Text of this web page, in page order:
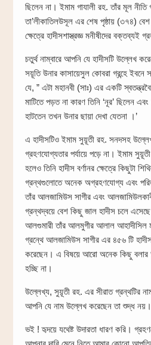
ছিলেন না। ইমাম গাযালী রহ. তাঁর মূল
তা’লীকাতিলউসূল এর শেষ পৃষ্ঠায় (৩৭৪) বেশ
ক্ষেত্রে হাদীসশাস্ত্রজ্ঞ মনীষীদের বক্তব্যই
চতুর্থ নাম্বারে আপনি যে হাদীসটি উল্লেখ
সয়ূতি উনার কাসায়েসুল কোবরা গ্রন্হে ইবনে
যে, ” এটা মহানবী (সাঃ) এর একটি
মাটিতে পড়ত না কারণ তিনি ‘নূর’ ছিলেন
হাটতেন তখন উনার ছায়া দেখা যেতনা ।’
এ হাদীসটিও ইমাম সুয়ূতী রহ. সনদসহ
গ্রহণযোগ্যতার পর্যায়ে পড়ে না। ইমাম
হলেও তিনি হাদীস বর্ণানর ক্ষেত্রে কিছুটা
গ্রন্থগুলোতে অনেক অগ্রহণযোগ্য এবং
তাঁর আলজামিউস সাগীর এবং
গ্রন্থদ্বয়ে বেশ কিছু জাল হাদীস চলে
আলগুমারী তাঁর আলমুগীর আলাল আহাদীসিল
গ্রন্থে আলজামিউস সাগীর এর ৪৫৬ টি
করেছেন। এ বিষয়ে আরো অনেক কিছু
হচ্ছি না।
উল্লেখ্য, সুয়ূতী রহ. এর সীরাত গ্রন্থটির
আপনি যে নাম উল্লেখ করেছেন তা শুদ্ধ নয়।
ভই ! হৃদয়ে যথেষ্ট উদারতা ধারণ করি।